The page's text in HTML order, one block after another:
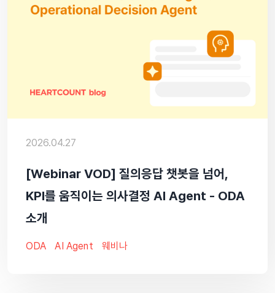
2026.04.27
[Webinar VOD] 질의응답 챗봇을 넘어,
KPI를 움직이는 의사결정 AI Agent - ODA
소개
ODA AI Agent 웨비나